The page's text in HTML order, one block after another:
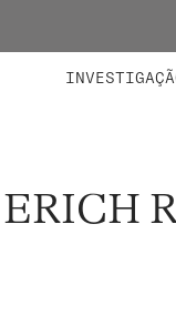
ERICH